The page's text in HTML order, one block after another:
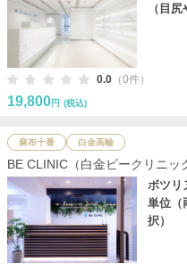
（目
0.0 （0件）
19,800円 (税込)
麻布十番 白金高輪
BE CLINIC（白金ビークリニッ
ボツリ
単位（
択）